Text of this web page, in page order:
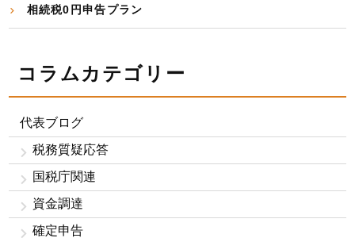
相続税0円申告プラン
コラムカテゴリー
代表ブログ
税務質疑応答
国税庁関連
資金調達
確定申告